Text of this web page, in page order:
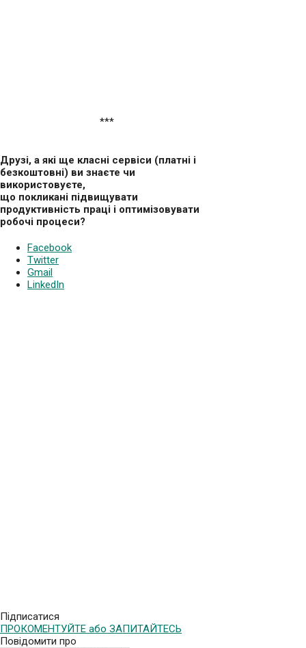
***
Друзі, а які ще класні сервіси (платні і
безкоштовні) ви знаєте чи
використовуєте,
що покликані підвищувати
продуктивність праці і оптимізовувати
робочі процеси?
Facebook
Twitter
Gmail
LinkedIn
Підписатися
ПРОКОМЕНТУЙТЕ або ЗАПИТАЙТЕСЬ
Повідомити про